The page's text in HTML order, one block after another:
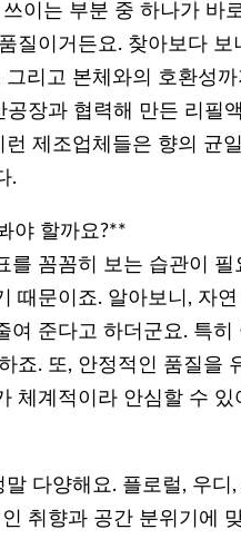
이는 부분 중 하나가 바
질이거든요. 찾아보다
그리고 본체와의 호환성
장과 협력해 만든 리필
런 제조업체들은 향의 균
.
야 할까요?**
를 꼼꼼히 보는 습관이 필
때문이죠. 알아보니, 자
여 준다고 하더군요. 특히
죠. 또, 안정적인 품질을
체계적이라 안심할 수 있
다양해요. 플로럴, 우
취향과 공간 분위기에